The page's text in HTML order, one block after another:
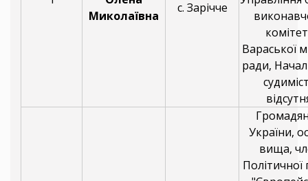
Миколаївна
с. Зарічче
Вараської
ради,
України,
вища,
Політичної